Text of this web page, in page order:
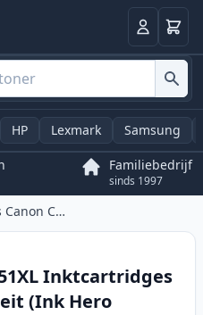
Log in
HP Lexmark Samsung
Familiebedrijf
sinds 1997
2 Stuks Canon CLI-551XL Inktcartridges Zwart Hoge Capaciteit (Ink Hero Huismerk)
Inktcartridges
(Ink Hero